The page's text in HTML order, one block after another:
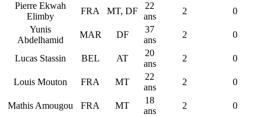
Pierre Ekwah
Elimby
FRA MT, DF
22
ans
2
0
Yunis
Abdelhamid
MAR DF
37
ans
2 0
Lucas Stassin BEL AT
20
ans
2 0
Louis Mouton FRA MT
22
ans
2 0
Mathis Amougou FRA MT
18
ans
2 0